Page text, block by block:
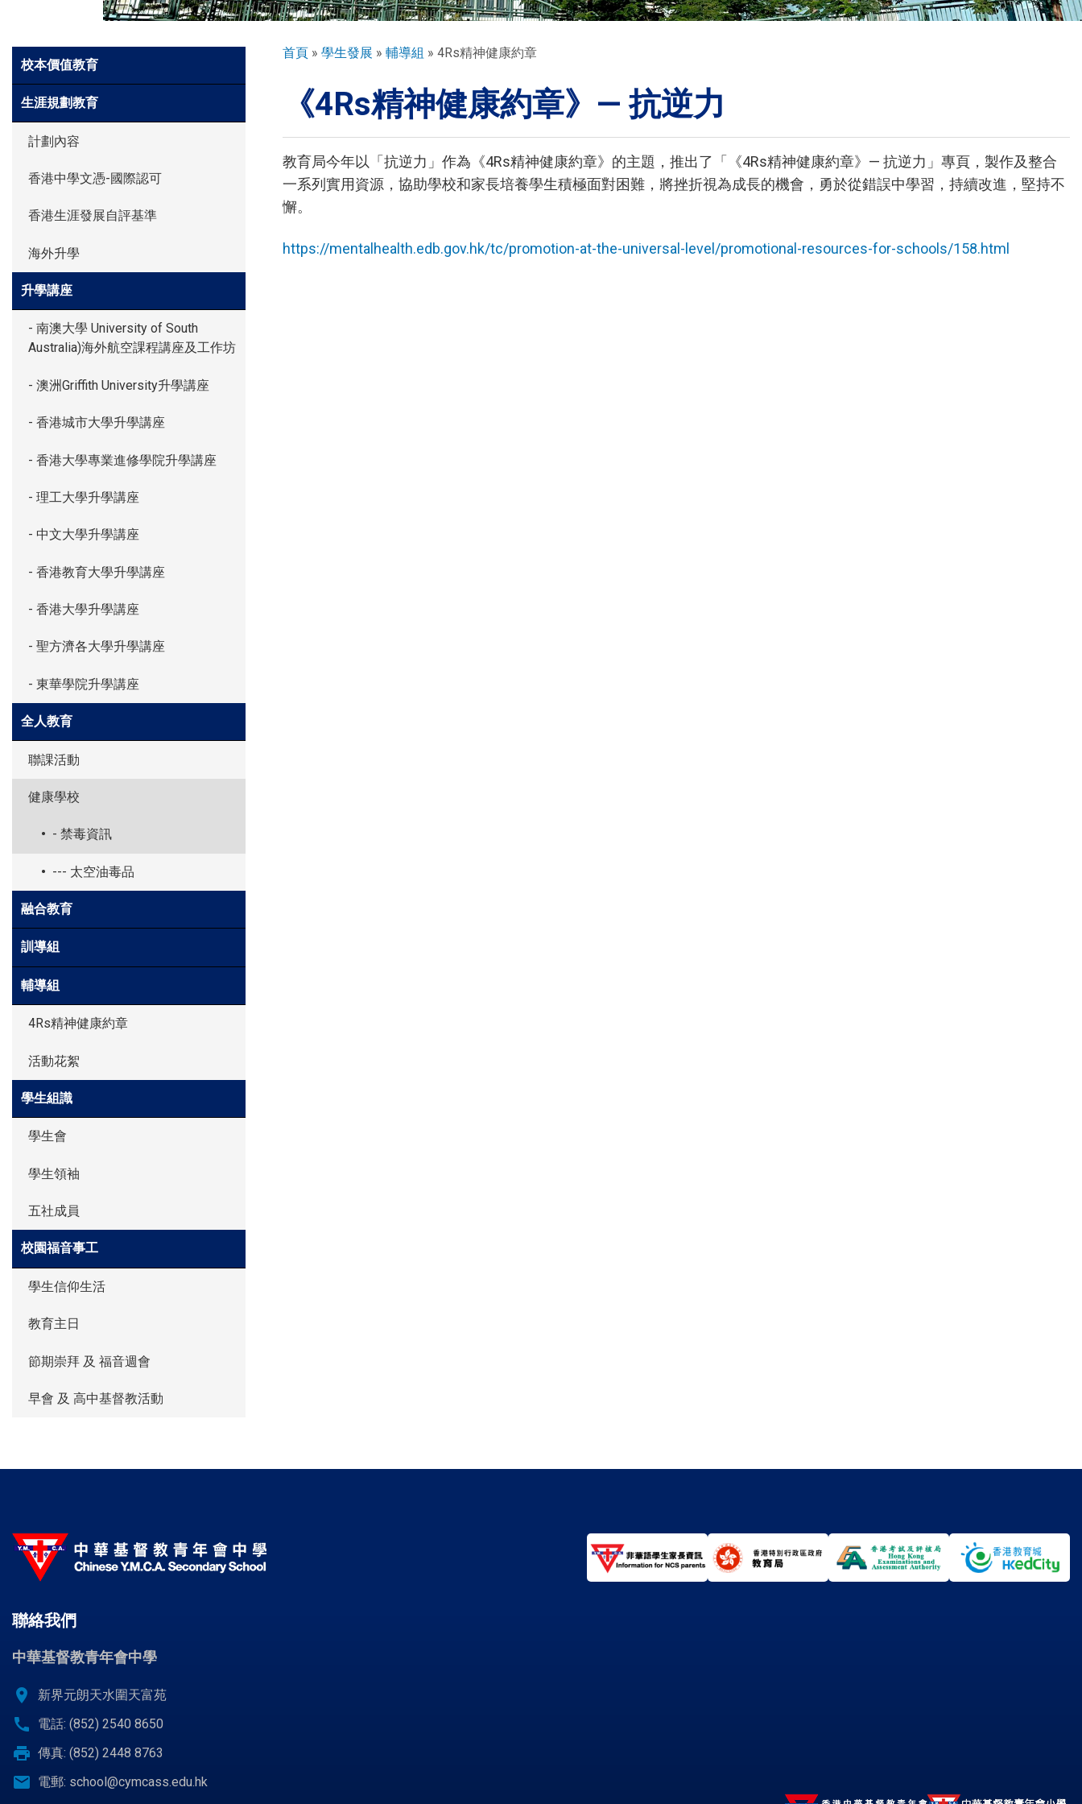
環球探索
入學申請
學生園地
學生表現
校曆表
Side
Meun
校本價值教育
生涯規劃教育
計劃內容
香港中學文憑-國際認可
香港生涯發展自評基準
海外升學
升學講座
- 南澳大學 University of South
Australia)海外航空課程講座及工作坊
- 澳洲Griffith University升學講座
- 香港城市大學升學講座
- 香港大學專業進修學院升學講座
- 理工大學升學講座
- 中文大學升學講座
- 香港教育大學升學講座
- 香港大學升學講座
- 聖方濟各大學升學講座
- 東華學院升學講座
全人教育
聯課活動
健康學校
- 禁毒資訊
--- 太空油毒品
融合教育
訓導組
輔導組
4Rs精神健康約章
活動花絮
學生組識
學生會
學生領袖
五社成員
校園福音事工
學生信仰生活
教育主日
節期崇拜 及 福音週會
早會 及 高中基督教活動
導
連
首頁 學生發展 輔導組 4Rs精神健康約章
《4Rs精神健康約章》— 抗逆力
教育局今年以「抗逆力」作為《4Rs精神健康約章》的主題，推出了「《4Rs精神健康約章》— 抗逆力」專頁，製作及整合
一系列實用資源，協助學校和家長培養學生積極面對困難，將挫折視為成長的機會，勇於從錯誤中學習，持續改進，堅持不
懈。
https://mentalhealth.edb.gov.hk/tc/promotion-at-the-universal-level/promotional-resources-for-schools/158.html
聯絡我們
中華基督教青年會中學
location_on 新界元朗天水圍天富苑
call 電話: (852) 2540 8650
print 傳真: (852) 2448 8763
email 電郵: school@cymcass.edu.hk